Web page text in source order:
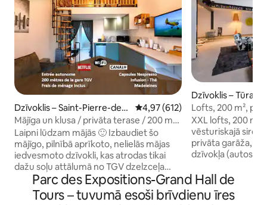
Dzīvoklis – Saint-Pierre-des-
Corps
Vidējais vērtējums: 4,97 no 5,
4,97 (612)
Mājīga un klusa / privāta terase / 200 m
TGV stacija
Laipni lūdzam mājās 🙂 Izbaudiet šo
mājīgo, pilnībā aprīkoto, nelielās mājas
iedvesmoto dzīvokli, kas atrodas tikai
dažu soļu attālumā no TGV dzelzceļa
stacijas. Jūs izbaudīsiet mierīgu
uzturēšanos, vienlaikus atrodoties tuvu
visām ērtībām: - 4 km no Tūras centra -
Dzīvoklis – Tūra
Lofts, 200 m²,
garāža (2
XXL lofts, 200 m²
vēsturiskajā sirdī, ļoti
privāta garāža,
dzīvokļa
virtuve (30 m²)
istaba (85 m²). Ātrs Wi-Fi (157 Mb/s) +
īpaša darba vieta:
Parc des Expositions-Grand Hall de
Tours – tuvumā esoši brīvdienu īres